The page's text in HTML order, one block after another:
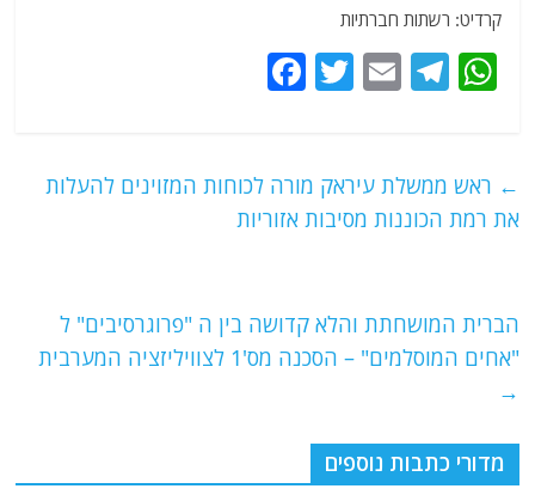
קרדיט: רשתות חברתיות
W
s
A
T
g
ra
E
l
T
er
e
b
k
← ראש ממשלת עיראק מורה לכוחות המזוינים להעלות
את רמת הכוננות מסיבות אזוריות
הברית המושחתת והלא קדושה בין ה "פרוגרסיבים" ל
"אחים המוסלמים" – הסכנה מס'1 לצוויליזציה המערבית
→
מדורי כתבות נוספים